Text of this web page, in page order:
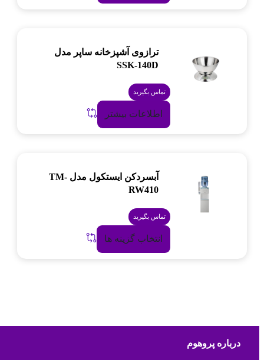
ترازوی آشپزخانه ساپر مدل
SSK-140D
تماس بگیرید
اطلاعات بیشتر
آبسردکن ایستکول مدل TM-
RW410
تماس بگیرید
انتخاب گزینه ها
درباره پروهوم